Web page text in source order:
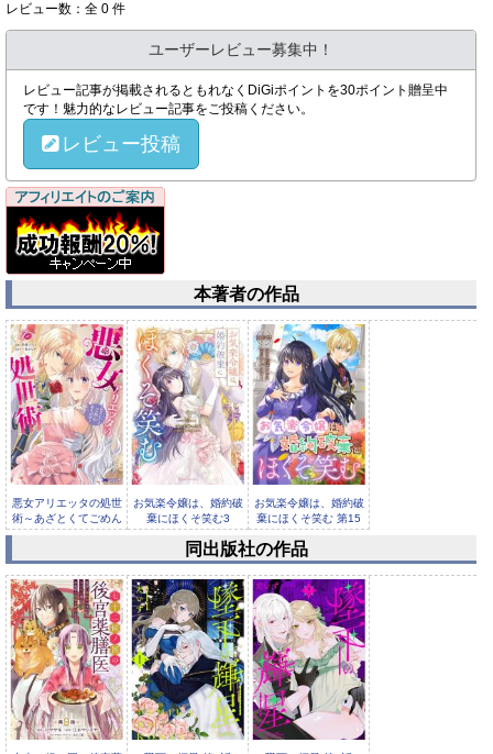
レビュー数：全 0 件
ユーザーレビュー募集中！
レビュー記事が掲載されるともれなくDiGiポイントを30ポイント贈呈中
です！魅力的なレビュー記事をご投稿ください。
レビュー投稿
本著者の作品
悪女アリエッタの処世
術～あざとくてごめん
あそばせ...
お気楽令嬢は、婚約破
棄にほくそ笑む3
お気楽令嬢は、婚約破
棄にほくそ笑む 第15
話
お気楽令嬢は、婚約破
棄にほくそ笑む 第14
同出版社の作品